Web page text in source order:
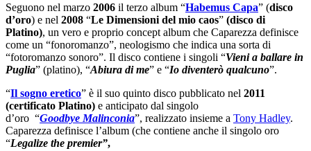
Seguono nel marzo 2006 il terzo album “Habemus Capa” (disco
d’oro) e nel 2008 “Le Dimensioni del mio caos” (disco di
Platino), un vero e proprio concept album che Caparezza definisce
come un “fonoromanzo”, neologismo che indica una sorta di
“fotoromanzo sonoro”. Il disco contiene i singoli “Vieni a ballare in
Puglia” (platino), “Abiura di me” e “Io diventerò qualcuno”.
“Il sogno eretico” è il suo quinto disco pubblicato nel 2011
(certificato Platino) e anticipato dal singolo
d’oro “Goodbye Malinconia”, realizzato insieme a Tony Hadley.
Caparezza definisce l’album (che contiene anche il singolo oro
“Legalize the premier”,